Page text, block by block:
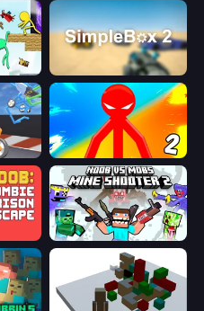
Stickman Parkour Master
Red Stickman vs Monster School 2
Mine Shooter 2: Noob vs Mobs